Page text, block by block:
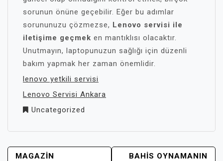
sorunun önüne geçebilir. Eğer bu adımlar
sorununuzu çözmezse, Lenovo servisi ile
iletişime geçmek en mantıklısı olacaktır.
Unutmayın, laptopunuzun sağlığı için düzenli
bakım yapmak her zaman önemlidir.
lenovo yetkili servisi
Lenovo Servisi Ankara
Uncategorized
YAZI
MAGAZIN BAHIS OYNAMANIN